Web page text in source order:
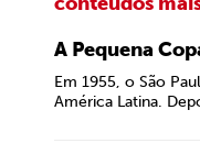
A Pequena
Em 1955, o São
América Latina.